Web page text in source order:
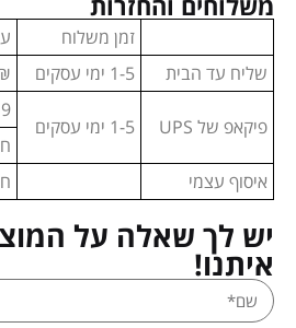
זמן משלוח
שליח עד הבית
1-5 ימי עסקים
פיקאפ של UPS 1-5 ימי עסקים
19 ₪
איסוף עצמי
יש לך שאלה על
איתנו!